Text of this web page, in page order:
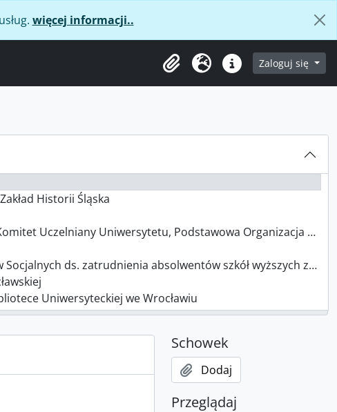
więcej informacji..
Clipboard
Język Podręczne linki
Zaloguj się
Historii Śląska
Uniwersytetu, Podstawowa Organizacja Partyjna Wydziału Prawa
absolwentów szkół wyższych z siedzibą w Uniwersytet Wrocławski
Uniwersyteckiej we Wrocławiu
Wrocławski
Wrocławskiego
Wrocławski
Schowek
Dodaj
Przeglądaj